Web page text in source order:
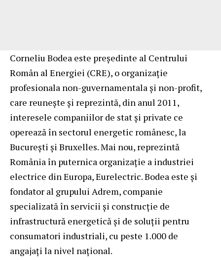
Corneliu Bodea este președinte al Centrului
Român al Energiei (CRE), o organizaţie
profesionala non-guvernamentala şi non-profit,
care reuneşte şi reprezintă, din anul 2011,
interesele companiilor de stat şi private ce
operează în sectorul energetic românesc, la
Bucureşti şi Bruxelles. Mai nou, reprezintă
România în puternica organizație a industriei
electrice din Europa, Eurelectric. Bodea este și
fondator al grupului Adrem, companie
specializată în servicii și construcție de
infrastructură energetică și de soluții pentru
consumatori industriali, cu peste 1.000 de
angajați la nivel național.